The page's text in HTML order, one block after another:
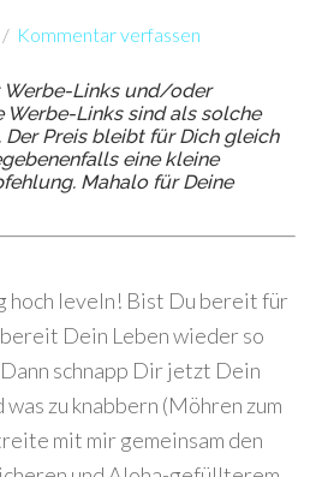
Kommentar verfassen
Links und/oder
Werbe-Links sind als solche
Der Preis bleibt für Dich gleich
eine kleine
Mahalo für Deine
hoch leveln! Bist Du bereit für
Dein Leben wieder so
schnapp Dir jetzt Dein
zu knabbern (Möhren zum
mit mir gemeinsam den